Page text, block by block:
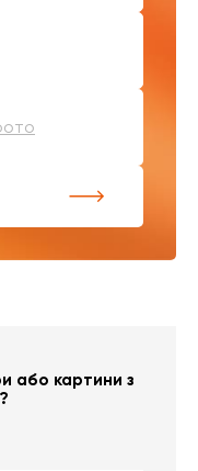
або картини з